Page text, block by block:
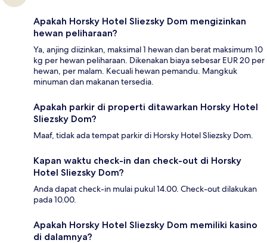
Apakah Horsky Hotel Sliezsky Dom mengizinkan
hewan peliharaan?
Ya, anjing diizinkan, maksimal 1 hewan dan berat maksimum 10
kg per hewan peliharaan. Dikenakan biaya sebesar EUR 20 per
hewan, per malam. Kecuali hewan pemandu. Mangkuk
minuman dan makanan tersedia.
Apakah parkir di properti ditawarkan Horsky Hotel
Sliezsky Dom?
Maaf, tidak ada tempat parkir di Horsky Hotel Sliezsky Dom.
Kapan waktu check-in dan check-out di Horsky
Hotel Sliezsky Dom?
Anda dapat check-in mulai pukul 14.00. Check-out dilakukan
pada 10.00.
Apakah Horsky Hotel Sliezsky Dom memiliki kasino
di dalamnya?